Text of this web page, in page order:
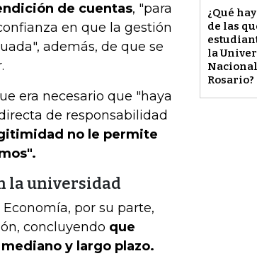
¿Qué
de las
la
Rosario?
de cuentas, "para
en que la gestión
además, de que se
era necesario que "haya
de responsabilidad
no le permite
la universidad
por su parte,
concluyendo que
y largo plazo.